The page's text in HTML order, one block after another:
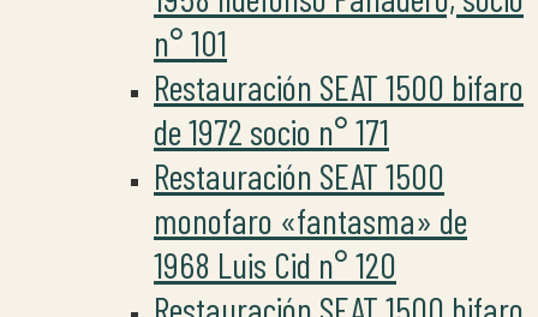
n° 101
Restauración SEAT 1500 bifaro
de 1972 socio n° 171
Restauración SEAT 1500
monofaro «fantasma» de
1968 Luis Cid n° 120